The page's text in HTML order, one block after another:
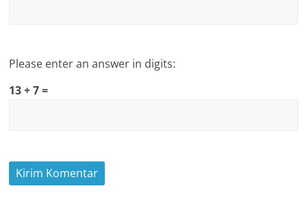
Please enter an answer in digits:
13 + 7 =